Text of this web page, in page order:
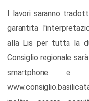
I lavori saranno
garantita
alla Lis per tutta la
Consiglio regionale
smartphone